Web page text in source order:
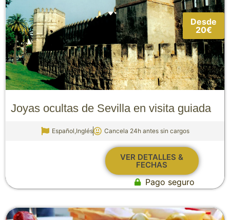
Desde
20€
Joyas ocultas de Sevilla en visita guiada
Español,Inglés Cancela 24h antes sin cargos
VER DETALLES &
FECHAS
Pago seguro